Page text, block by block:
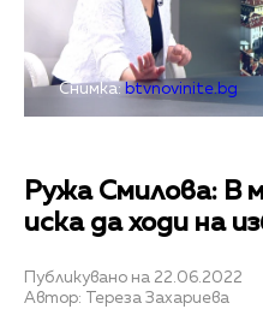
Снимка: btvnovinite.bg
Ружа Смилова: В
иска да ходи на
Публикувано на 22.06.2022
Автор: Тереза Захариева